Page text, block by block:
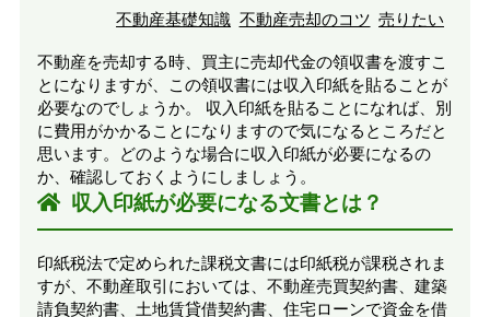
不動産基礎知識 不動産売却のコツ 売りたい
不動産を売却する時、買主に売却代金の領収書を渡すこ
とになりますが、この領収書には収入印紙を貼ることが
必要なのでしょうか。 収入印紙を貼ることになれば、別
に費用がかかることになりますので気になるところだと
思います。どのような場合に収入印紙が必要になるの
か、確認しておくようにしましょう。
収入印紙が必要になる文書とは？
印紙税法で定められた課税文書には印紙税が課税されま
すが、不動産取引においては、不動産売買契約書、建築
請負契約書、土地賃貸借契約書、住宅ローンで資金を借